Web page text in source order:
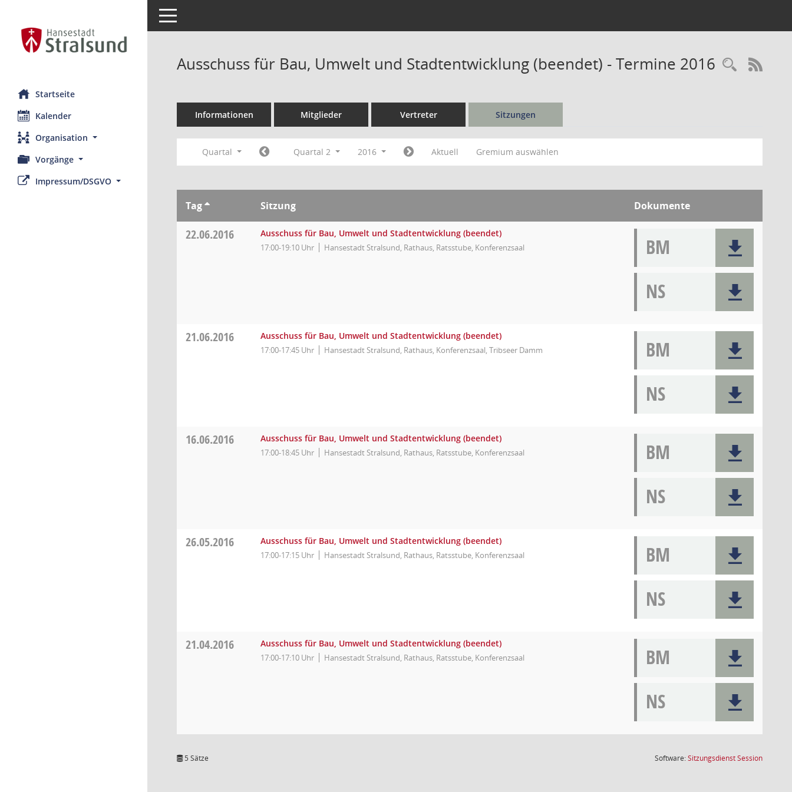
Startseite
Kalender
Organisation
Vorgänge
Impressum/DSGVO
Toggle navigation
Ausschuss für Bau, Umwelt und Stadtentwicklung (beendet) - Termine 2016
Informationen Mitglieder Vertreter Sitzungen
Quartal Quartal 2 2016 Aktuell Gremium auswählen
Tag Sitzung Dokumente
22.06.2016 Ausschuss für Bau, Umwelt und Stadtentwicklung (beendet)
17:00-19:10 Uhr Hansestadt Stralsund, Rathaus, Ratsstube, Konferenzsaal
BM
NS
21.06.2016 Ausschuss für Bau, Umwelt und Stadtentwicklung (beendet)
17:00-17:45 Uhr Hansestadt Stralsund, Rathaus, Konferenzsaal, Tribseer Damm
BM
NS
16.06.2016 Ausschuss für Bau, Umwelt und Stadtentwicklung (beendet)
17:00-18:45 Uhr Hansestadt Stralsund, Rathaus, Ratsstube, Konferenzsaal
BM
NS
26.05.2016 Ausschuss für Bau, Umwelt und Stadtentwicklung (beendet)
17:00-17:15 Uhr Hansestadt Stralsund, Rathaus, Ratsstube, Konferenzsaal
BM
NS
21.04.2016 Ausschuss für Bau, Umwelt und Stadtentwicklung (beendet)
17:00-17:10 Uhr Hansestadt Stralsund, Rathaus, Ratsstube, Konferenzsaal
BM
NS
5 Sätze Software:SitzungsdienstSession(Wird in